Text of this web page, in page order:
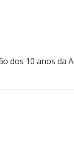
10 anos da